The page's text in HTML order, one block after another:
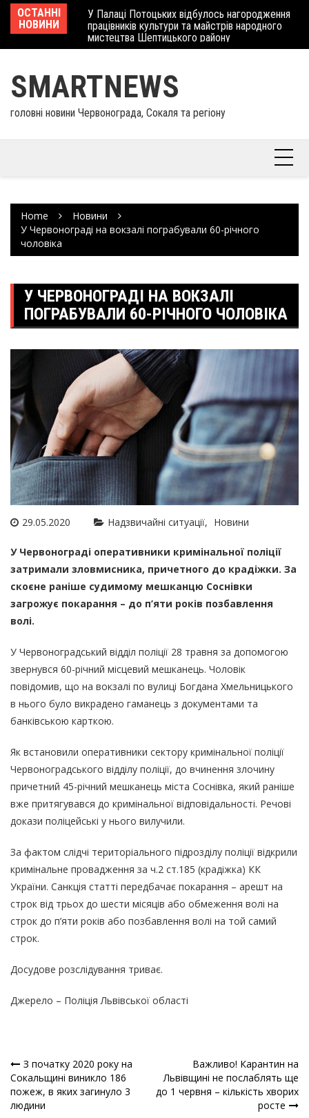
Skip
content
ОСТАННІ
НОВИНИ
У Палаці Потоцьких відбулось нагородження
працівників культури та майстрів народного
мистецтва Шептицького району
SMARTNEWS
головні новини Червонограда, Сокаля та регіону
Home
Новини
У Червонограді на вокзалі пограбували 60-річного
чоловіка
У ЧЕРВОНОГРАДІ НА ВОКЗАЛІ
ПОГРАБУВАЛИ 60-РІЧНОГО ЧОЛОВІКА
29.05.2020 Надзвичайні ситуації Новини
У Червонограді оперативники кримінальної поліції
затримали зловмисника, причетного до крадіжки. За
скоєне раніше судимому мешканцю Соснівки
загрожує покарання – до п’яти років позбавлення
волі.
У Червоноградський відділ поліції 28 травня за допомогою
звернувся 60-річний місцевий мешканець. Чоловік
повідомив, що на вокзалі по вулиці Богдана Хмельницького
в нього було викрадено гаманець з документами та
банківською карткою.
Як встановили оперативники сектору кримінальної поліції
Червоноградського відділу поліції, до вчинення злочину
причетний 45-річний мешканець міста Соснівка, який раніше
вже притягувався до кримінальної відповідальності. Речові
докази поліцейські у нього вилучили.
За фактом слідчі територіального підрозділу поліції відкрили
кримінальне провадження за ч.2 ст.185 (крадіжка) КК
України. Санкція статті передбачає покарання – арешт на
строк від трьох до шести місяців або обмеження волі на
строк до п’яти років або позбавлення волі на той самий
строк.
Досудове розслідування триває.
Джерело – Поліція Львівської області
Навігація
записів
З початку 2020 року на
Сокальщині виникло 186
пожеж, в яких загинуло 3
людини
Важливо! Карантин на
Львівщині не послаблять ще
до 1 червня – кількість хворих
росте